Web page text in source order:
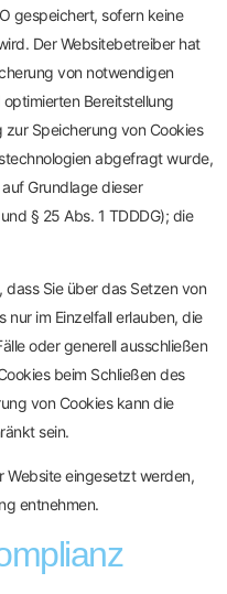
gespeichert, sofern keine
Der Websitebetreiber hat
von notwendigen
Bereitstellung
zur Speicherung von Cookies
abgefragt wurde,
Grundlage dieser
§ 25 Abs. 1 TDDDG); die
dass Sie über das Setzen von
nur im Einzelfall erlauben, die
oder generell ausschließen
beim Schließen des
von Cookies kann die
sein.
Website eingesetzt werden,
entnehmen.